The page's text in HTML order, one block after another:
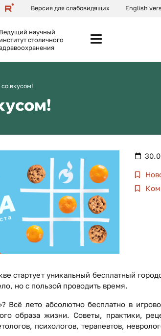
Версия для слабовидящих English
Ведущий научный
институт столичного
вкусом!
стартует уникальный бесплатный
но с пользой проводить время.
Всё лето абсолютно бесплатно в
образа жизни. Советы, практики,
психологов, терапевтов,